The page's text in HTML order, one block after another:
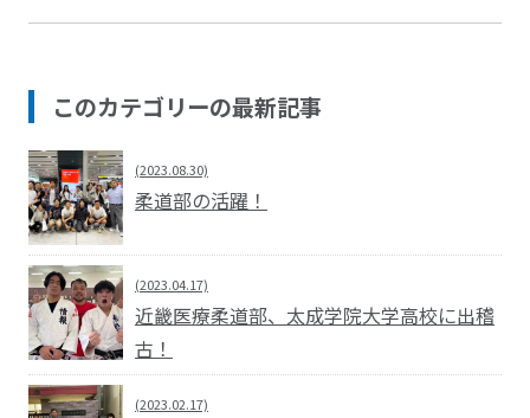
このカテゴリーの最新記事
(2023.08.30)
柔道部の活躍！
(2023.04.17)
近畿医療柔道部、太成学院大学高校に出稽
古！
(2023.02.17)